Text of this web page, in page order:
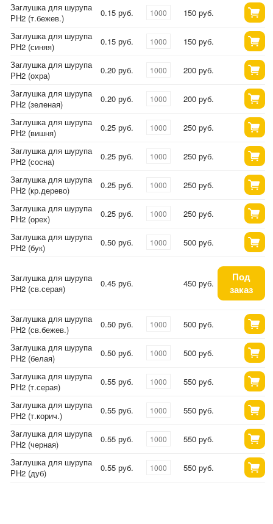
Заглушка для шурупа
РН2 (т.бежев.)
0.15 руб.
150 руб.
Заглушка для шурупа
РН2 (синяя)
0.15 руб.
150 руб.
Заглушка для шурупа
РН2 (охра)
0.20 руб.
200 руб.
Заглушка для шурупа
РН2 (зеленая)
0.20 руб.
200 руб.
Заглушка для шурупа
РН2 (вишня)
0.25 руб.
250 руб.
Заглушка для шурупа
РН2 (сосна)
0.25 руб.
250 руб.
Заглушка для шурупа
РН2 (кр.дерево)
0.25 руб.
250 руб.
Заглушка для шурупа
РН2 (орех)
0.25 руб.
250 руб.
Заглушка для шурупа
РН2 (бук)
0.50 руб. 500 руб.
Заглушка для шурупа
РН2 (св.серая)
0.45 руб. 450 руб.
Под
заказ
Заглушка для шурупа
РН2 (св.бежев.)
0.50 руб.
500 руб.
Заглушка для шурупа
РН2 (белая)
0.50 руб.
500 руб.
Заглушка для шурупа
РН2 (т.серая)
0.55 руб.
550 руб.
Заглушка для шурупа
РН2 (т.корич.)
0.55 руб.
550 руб.
Заглушка для шурупа
РН2 (черная)
0.55 руб.
550 руб.
Заглушка для шурупа
РН2 (дуб)
0.55 руб. 550 руб.